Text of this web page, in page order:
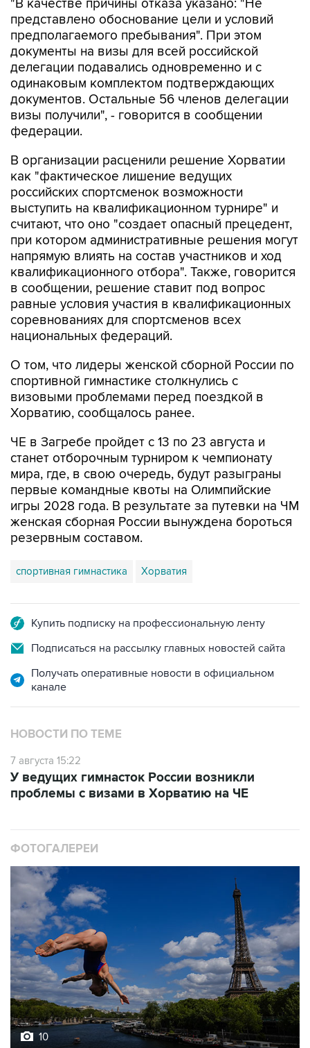
"В качестве причины отказа указано: "Не
представлено обоснование цели и условий
предполагаемого пребывания". При этом
документы на визы для всей российской
делегации подавались одновременно и с
одинаковым комплектом подтверждающих
документов. Остальные 56 членов делегации
визы получили", - говорится в сообщении
федерации.
В организации расценили решение Хорватии
как "фактическое лишение ведущих
российских спортсменок возможности
выступить на квалификационном турнире" и
считают, что оно "создает опасный прецедент,
при котором административные решения могут
напрямую влиять на состав участников и ход
квалификационного отбора". Также, говорится
в сообщении, решение ставит под вопрос
равные условия участия в квалификационных
соревнованиях для спортсменов всех
национальных федераций.
О том, что лидеры женской сборной России по
спортивной гимнастике столкнулись с
визовыми проблемами перед поездкой в
Хорватию, сообщалось ранее.
ЧЕ в Загребе пройдет с 13 по 23 августа и
станет отборочным турниром к чемпионату
мира, где, в свою очередь, будут разыграны
первые командные квоты на Олимпийские
игры 2028 года. В результате за путевки на ЧМ
женская сборная России вынуждена бороться
резервным составом.
спортивная гимнастика Хорватия
Купить подписку на профессиональную ленту
Подписаться на рассылку главных новостей сайта
Получать оперативные новости в официальном
канале
НОВОСТИ ПО ТЕМЕ
7 августа 15:22
У ведущих гимнасток России возникли
проблемы с визами в Хорватию на ЧЕ
ФОТОГАЛЕРЕИ
10